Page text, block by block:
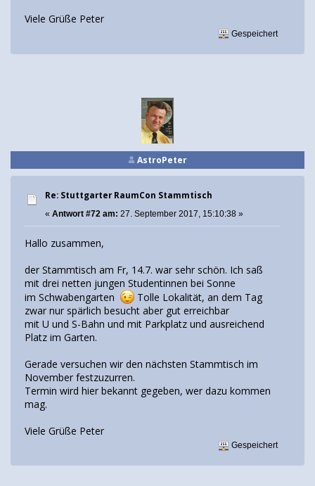
Viele Grüße Peter
Gespeichert
AstroPeter
Re: Stuttgarter RaumCon Stammtisch
« Antwort #72 am: 27. September 2017, 15:10:38 »
Hallo zusammen,
der Stammtisch am Fr, 14.7. war sehr schön. Ich saß
mit drei netten jungen Studentinnen bei Sonne
im Schwabengarten
Tolle Lokalität, an dem Tag
zwar nur spärlich besucht aber gut erreichbar
mit U und S-Bahn und mit Parkplatz und ausreichend
Platz im Garten.
Gerade versuchen wir den nächsten Stammtisch im
November festzuzurren.
Termin wird hier bekannt gegeben, wer dazu kommen
mag.
Viele Grüße Peter
Gespeichert